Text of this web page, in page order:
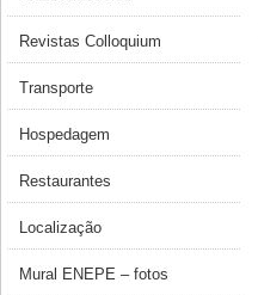
Revistas Colloquium
Transporte
Hospedagem
Restaurantes
Localização
Mural ENEPE – fotos